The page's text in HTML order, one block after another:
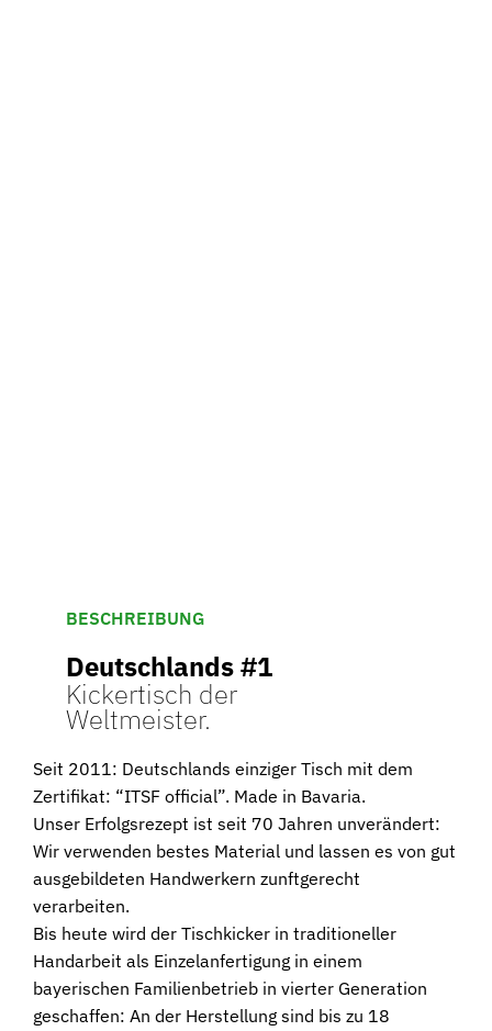
BESCHREIBUNG
Deutschlands #1
Kickertisch der
Weltmeister.
Seit 2011: Deutschlands einziger Tisch mit dem
Zertifikat: “ITSF official”. Made in Bavaria.
Unser Erfolgsrezept ist seit 70 Jahren unverändert:
Wir verwenden bestes Material und lassen es von gut
ausgebildeten Handwerkern zunftgerecht
verarbeiten.
Bis heute wird der Tischkicker in traditioneller
Handarbeit als Einzelanfertigung in einem
bayerischen Familienbetrieb in vierter Generation
geschaffen: An der Herstellung sind bis zu 18